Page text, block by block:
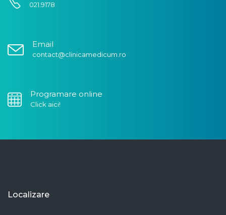
021.9178
Email
contact@clinicamedicum.ro
Programare online
Click aici!
Localizare